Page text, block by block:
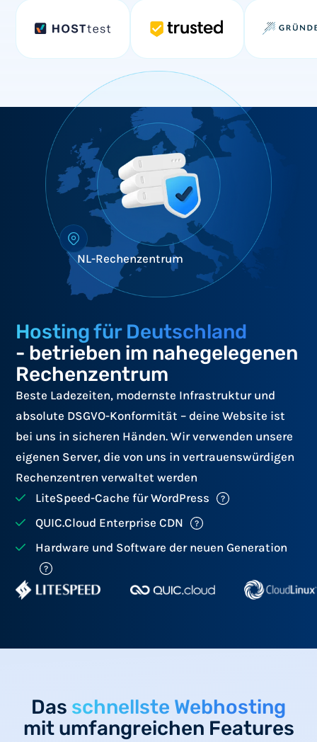
NL-Rechenzentrum
Hosting für Deutschland
- betrieben im nahegelegenen
Rechenzentrum
Beste Ladezeiten, modernste Infrastruktur und
absolute DSGVO-Konformität – deine Website ist
bei uns in sicheren Händen. Wir verwenden unsere
eigenen Server, die von uns in vertrauenswürdigen
Rechenzentren verwaltet werden
LiteSpeed-Cache für WordPress
QUIC.Cloud Enterprise CDN
Hardware und Software der neuen Generation
Das schnellste Webhosting
mit umfangreichen Features